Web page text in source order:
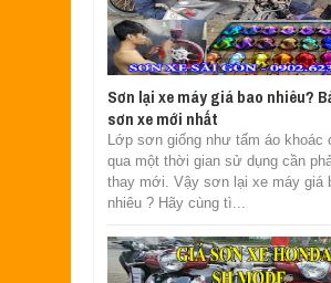
Sơn lại xe máy giá bao nhiêu?
sơn xe mới nhất
Lớp sơn giống như tấm áo khoác
qua một thời gian sử dụng cần
thay mới. Vậy sơn lại xe máy giá
nhiêu ? Hãy cùng tì...